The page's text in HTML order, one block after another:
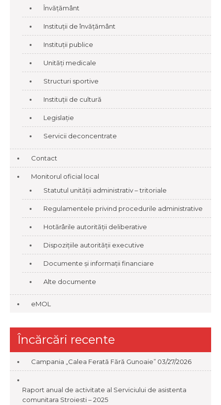
Învățământ
Instituții de învățământ
Instituții publice
Unități medicale
Structuri sportive
Instituții de cultură
Legislație
Servicii deconcentrate
Contact
Monitorul oficial local
Statutul unității administrativ – tritoriale
Regulamentele privind procedurile administrative
Hotărârile autorității deliberative
Dispozițiile autorității executive
Documente și informații financiare
Alte documente
eMOL
Încărcări recente
Campania „Calea Ferată Fără Gunoaie” 03/27/2026
Raport anual de activitate al Serviciului de asistenta
comunitara Stroiesti – 2025